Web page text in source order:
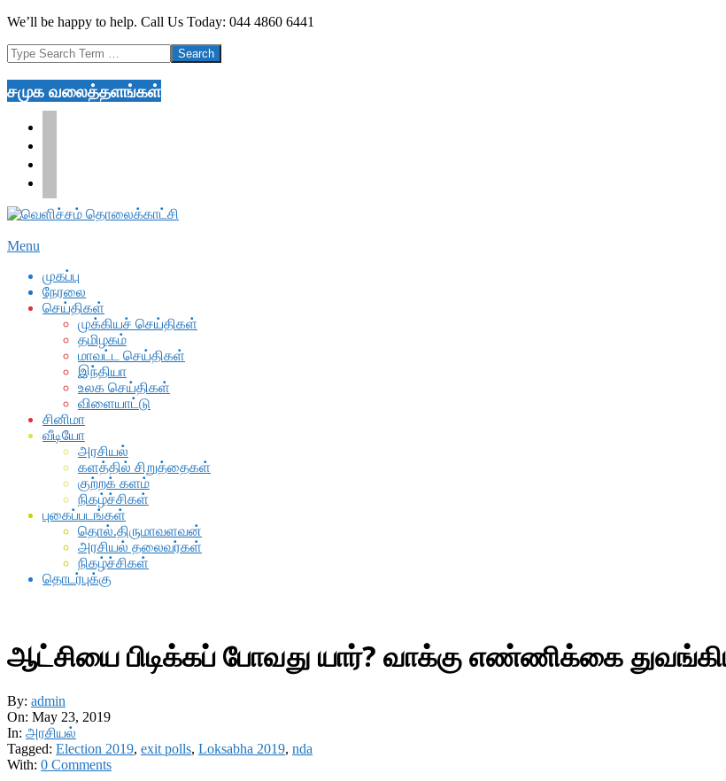
Skip
content
We’ll be happy to help. Call Us Today: 044 4860 6441
Search
சமுக வலைத்தளங்கள்
Secondary
Menu
Menu
முகப்பு
நேரலை
செய்திகள்
முக்கியச் செய்திகள்
தமிழகம்
மாவட்ட செய்திகள்
இந்தியா
உலக செய்திகள்
விளையாட்டு
சினிமா
வீடியோ
அரசியல்
களத்தில் சிறுத்தைகள்
குற்றக் களம்
நிகழ்ச்சிகள்
புகைப்படங்கள்
தொல்.திருமாவளவன்
அரசியல் தலைவர்கள்
நிகழ்ச்சிகள்
தொடர்புக்கு
ஆட்சியை பிடிக்கப் போவது யார்? வாக்கு எண்ணிக்கை
By: admin
On: May 23, 2019
In: அரசியல்
Tagged: Election 2019, exit polls, Loksabha 2019, nda
With: 0 Comments